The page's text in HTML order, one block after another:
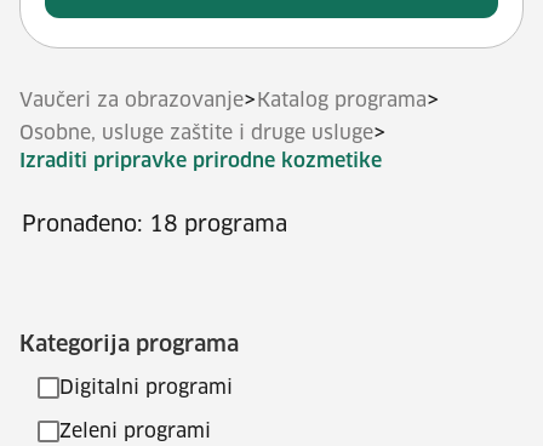
Vaučeri za obrazovanje> Katalog programa>
Osobne, usluge zaštite i druge usluge>
Izraditi pripravke prirodne kozmetike
Pronađeno: 18 programa
Kategorija programa
Digitalni programi
Zeleni programi